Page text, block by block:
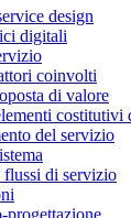
design
digitali
coinvolti
di valore
costitutivi
del servizio
flussi di servizio
progettazione